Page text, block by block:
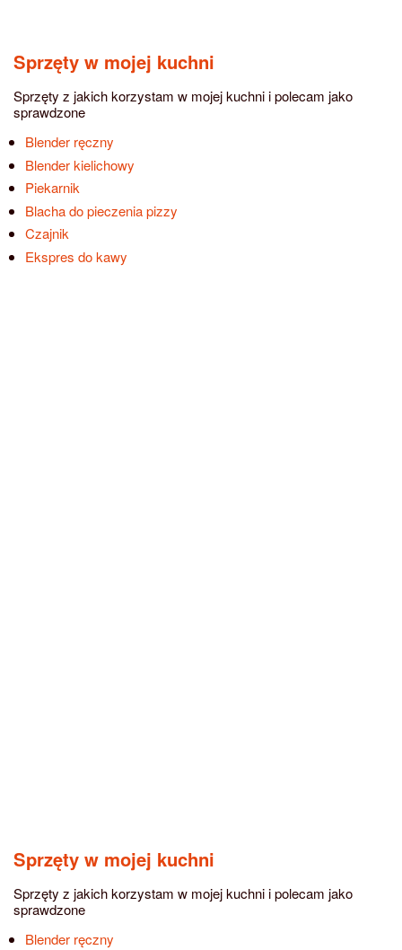
Sprzęty w mojej kuchni
Sprzęty z jakich korzystam w mojej kuchni i polecam jako
sprawdzone
Blender ręczny
Blender kielichowy
Piekarnik
Blacha do pieczenia pizzy
Czajnik
Ekspres do kawy
Sprzęty w mojej kuchni
Sprzęty z jakich korzystam w mojej kuchni i polecam jako
sprawdzone
Blender ręczny